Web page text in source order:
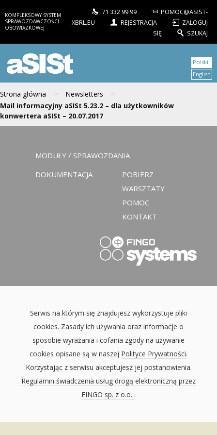
KOMPLEKSOWY SYSTEM
SPRAWOZDAWCZOŚCI
OBOWIĄZKOWEJ
71 332 99 99
POMOC@ASIST-
XBRL.EU
REJESTRACJA
ZALOGUJ
SIĘ
SZUKAJ
aSISt
Strona główna > Newsletters >
Mail informacyjny aSISt 5.23.2 – dla użytkowników
konwertera aSISt – 20.07.2017
Polski
English
MODUŁY / SPRAWOZDANIA
DOKUMENTACJA
POBIERZ
WARSZTATY
POMOC
KONTAKT
Serwis na którym się znajdujesz wykorzystuje pliki
cookies. Zasady ich używania oraz informacje o
sposobie wyrażania i cofania zgody na używanie
cookies opisane są w naszej Polityce Prywatności.
Korzystając z serwisu akceptujesz jej postanowienia.
Regulamin świadczenia usług drogą elektroniczną przez
FINGO sp. z o.o. .